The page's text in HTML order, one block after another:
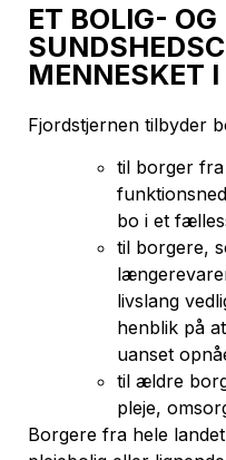
ET BOLIG- OG
MENNESKET
Fjordstjernen tilbyder
til borger
bo i et
til borgere,
livslang
henblik på
uanset
til ældre
pleje,
Borgere fra hele